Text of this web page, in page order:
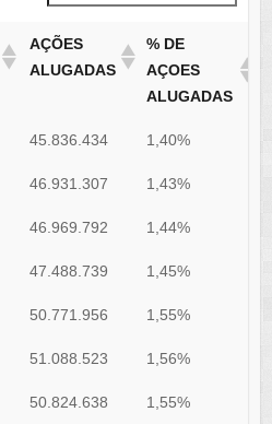
AÇÕES
ALUGADAS
% DE
AÇOES
ALUGADAS
45.836.434 1,40%
46.931.307 1,43%
46.969.792 1,44%
47.488.739 1,45%
50.771.956 1,55%
51.088.523 1,56%
50.824.638 1,55%